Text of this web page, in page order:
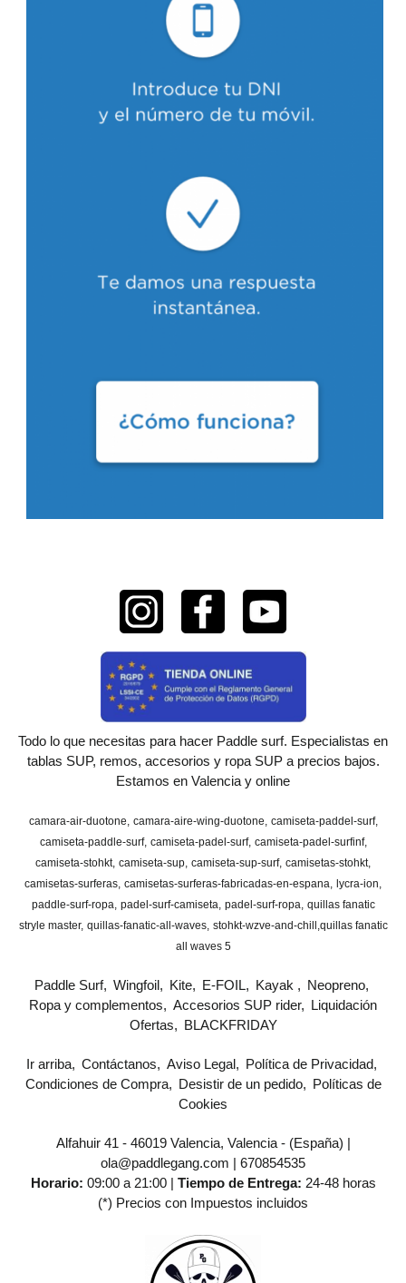
Todo lo que necesitas para hacer Paddle surf. Especialistas en
tablas SUP, remos, accesorios y ropa SUP a precios bajos.
Estamos en Valencia y online
camara-air-duotone camara-aire-wing-duotone camiseta-paddel-surf
camiseta-paddle-surf camiseta-padel-surf camiseta-padel-surfinf
camiseta-stohkt camiseta-sup camiseta-sup-surf camisetas-stohkt
camisetas-surferas camisetas-surferas-fabricadas-en-espana
lycra-ion
paddle-surf-ropa padel-surf-camiseta padel-surf-ropa quillas fanatic
stryle master quillas-fanatic-all-waves stohkt-wzve-and-chill
​quillas fanatic
all waves 5
Paddle Surf Wingfoil Kite E-FOIL Kayak
Neopreno
Ropa y complementos
Accesorios SUP rider
Liquidación
Ofertas
BLACKFRIDAY
Ir arriba Contáctanos Aviso Legal
Política de Privacidad
Condiciones de Compra
Desistir de un pedido
Políticas de
Cookies
Alfahuir 41 - 46019 Valencia, Valencia - (España) |
ola@paddlegang.com | 670854535
Horario: 09:00 a 21:00 | Tiempo de Entrega: 24-48 horas
(*) Precios con Impuestos incluidos